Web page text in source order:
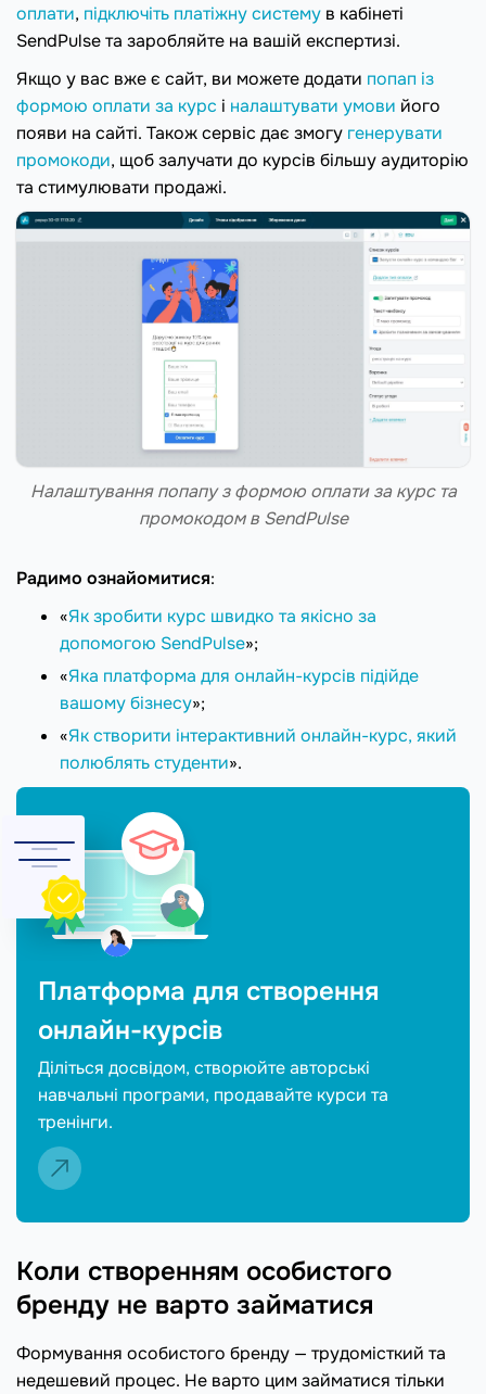
оплати, підключіть платіжну систему в кабінеті
SendPulse та заробляйте на вашій експертизі.
Якщо у вас вже є сайт, ви можете додати попап із
формою оплати за курс і налаштувати умови його
появи на сайті. Також сервіс дає змогу генерувати
промокоди, щоб залучати до курсів більшу аудиторію
та стимулювати продажі.
Налаштування попапу з формою оплати за курс та
промокодом в SendPulse
Радимо ознайомитися:
«Як зробити курс швидко та якісно за
допомогою SendPulse»;
«Яка платформа для онлайн-курсів підійде
вашому бізнесу»;
«Як створити інтерактивний онлайн-курс, який
полюблять студенти».
Платформа для створення
онлайн-курсів
Діліться досвідом, створюйте авторські
навчальні програми, продавайте курси та
тренінги.
Коли створенням особистого
бренду не варто займатися
Формування особистого бренду — трудомісткий та
недешевий процес. Не варто цим займатися тільки